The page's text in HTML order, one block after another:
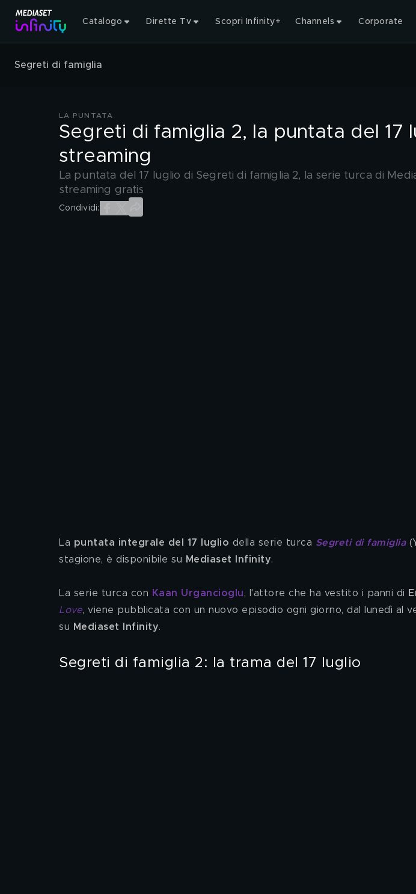
Catalogo Dirette Tv Scopri Infinity+ Channels Corporate
Segreti di famiglia
LA PUNTATA
Segreti di famiglia 2, la puntata del 17
streaming
La puntata del 17 luglio di Segreti di famiglia 2, la serie turca di
streaming gratis
Condividi:
La puntata integrale del 17 luglio della serie turca Segreti di famiglia
stagione, è disponibile su
Mediaset Infinity.
La serie turca con Kaan Urgancioglu, l'attore che ha vestito i panni di
Love, viene pubblicata con un nuovo episodio ogni giorno, dal lunedì al
su
Mediaset Infinity.
Segreti di famiglia 2: la trama del 17 luglio